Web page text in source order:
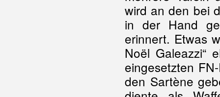
wird an den bei
in der Hand
erinnert. Etwas
Noël Galeazzi“
eingesetzten
den Sartène